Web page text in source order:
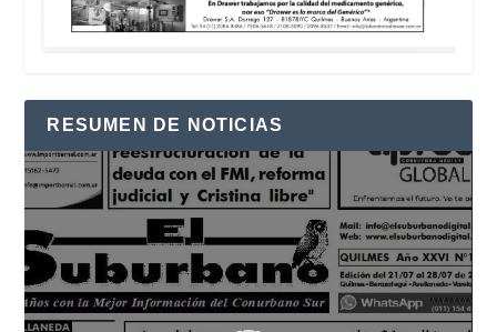
RESUMEN DE NOTICIAS
Reproductor
de
vídeo